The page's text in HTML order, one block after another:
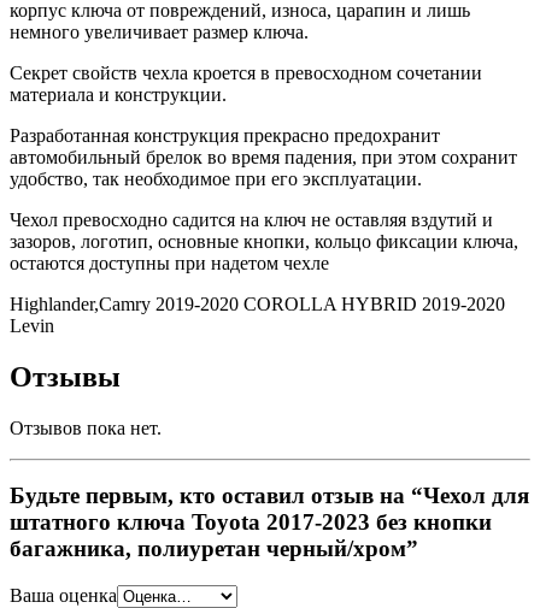
корпус ключа от повреждений, износа, царапин и лишь
немного увеличивает размер ключа.
Секрет свойств чехла кроется в превосходном сочетании
материала и конструкции.
Разработанная конструкция прекрасно предохранит
автомобильный брелок во время падения, при этом сохранит
удобство, так необходимое при его эксплуатации.
Чехол превосходно садится на ключ не оставляя вздутий и
зазоров, логотип, основные кнопки, кольцо фиксации ключа,
остаются доступны при надетом чехле
Highlander,Camry 2019-2020 COROLLA HYBRID 2019-2020
Levin
Отзывы
Отзывов пока нет.
Будьте первым, кто оставил отзыв на “Чехол для
штатного ключа Toyota 2017-2023 без кнопки
багажника, полиуретан черный/хром”
Ваша оценка